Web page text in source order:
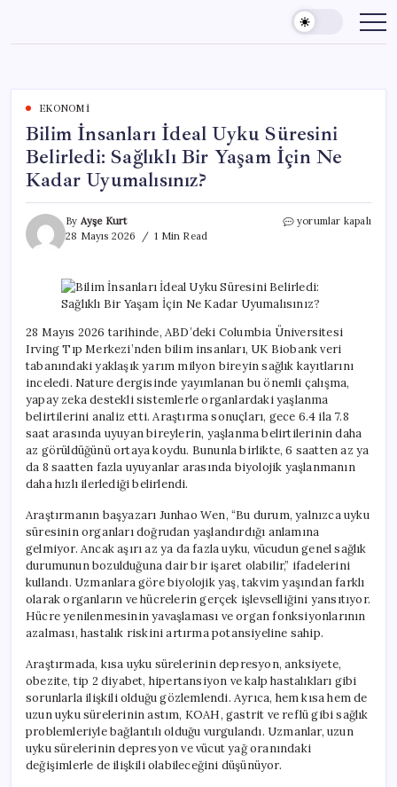
content
EKONOMI
Bilim İnsanları İdeal Uyku Süresini
Belirledi: Sağlıklı Bir Yaşam İçin Ne
Kadar Uyumalısınız?
By Ayşe Kurt
28 Mayıs 2026
1 Min Read
Bilim
Süresini
Belirledi:
Sağlıklı
Yaşam
İçin
Ne
Kadar
Uyumalısınız?
için
yorumlar kapalı
28 Mayıs 2026 tarihinde, ABD’deki Columbia Üniversitesi
Irving Tıp Merkezi’nden bilim insanları, UK Biobank veri
tabanındaki yaklaşık yarım milyon bireyin sağlık kayıtlarını
inceledi. Nature dergisinde yayımlanan bu önemli çalışma,
yapay zeka destekli sistemlerle organlardaki yaşlanma
belirtilerini analiz etti. Araştırma sonuçları, gece 6.4 ila 7.8
saat arasında uyuyan bireylerin, yaşlanma belirtilerinin daha
az görüldüğünü ortaya koydu. Bununla birlikte, 6 saatten az ya
da 8 saatten fazla uyuyanlar arasında biyolojik yaşlanmanın
daha hızlı ilerlediği belirlendi.
Araştırmanın başyazarı Junhao Wen, “Bu durum, yalnızca uyku
süresinin organları doğrudan yaşlandırdığı anlamına
gelmiyor. Ancak aşırı az ya da fazla uyku, vücudun genel sağlık
durumunun bozulduğuna dair bir işaret olabilir,” ifadelerini
kullandı. Uzmanlara göre biyolojik yaş, takvim yaşından farklı
olarak organların ve hücrelerin gerçek işlevselliğini yansıtıyor.
Hücre yenilenmesinin yavaşlaması ve organ fonksiyonlarının
azalması, hastalık riskini artırma potansiyeline sahip.
Araştırmada, kısa uyku sürelerinin depresyon, anksiyete,
obezite, tip 2 diyabet, hipertansiyon ve kalp hastalıkları gibi
sorunlarla ilişkili olduğu gözlemlendi. Ayrıca, hem kısa hem de
uzun uyku sürelerinin astım, KOAH, gastrit ve reflü gibi sağlık
problemleriyle bağlantılı olduğu vurgulandı. Uzmanlar, uzun
uyku sürelerinin depresyon ve vücut yağ oranındaki
değişimlerle de ilişkili olabileceğini düşünüyor.